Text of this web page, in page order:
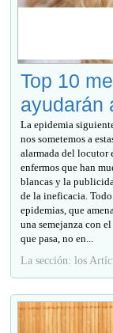
Top 10
ayudarán
La epidemia
nos sometemos a
alarmada del locutor
enfermos que han
blancas y la
de la ineficacia.
epidemias, que
una semejanza con
que pasa, no en...
La sección: los